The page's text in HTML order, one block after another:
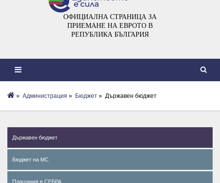
ОФИЦИАЛНА СТРАНИЦА ЗА
ПРИЕМАНЕ НА ЕВРОТО В
РЕПУБЛИКА БЪЛГАРИЯ
» Администрация » Бюджет » Държавен бюджет
Държавен бюджет
Бюджет на МС
Плащания в СЕБРА